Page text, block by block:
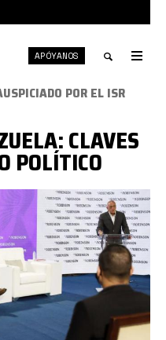
Toggle
APÓYANOS
POR EL ISR
CLAVES
POLÍTICO